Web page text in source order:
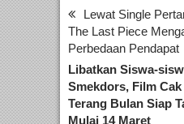
Lewat Single
The Last Piece
Perbedaan Pendapat
Libatkan Siswa-
Smekdors, Film
Terang Bulan Siap
Mulai 14 Maret